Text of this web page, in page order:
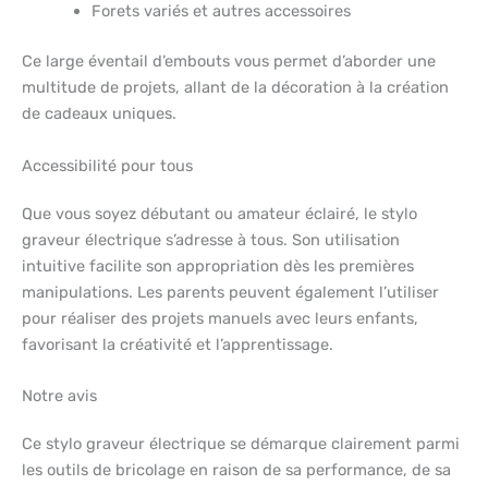
Forets variés et autres accessoires
Ce large éventail d’embouts vous permet d’aborder une
multitude de projets, allant de la décoration à la création
de cadeaux uniques.
Accessibilité pour tous
Que vous soyez débutant ou amateur éclairé, le stylo
graveur électrique s’adresse à tous. Son utilisation
intuitive facilite son appropriation dès les premières
manipulations. Les parents peuvent également l’utiliser
pour réaliser des projets manuels avec leurs enfants,
favorisant la créativité et l’apprentissage.
Notre avis
Ce stylo graveur électrique se démarque clairement parmi
les outils de bricolage en raison de sa performance, de sa